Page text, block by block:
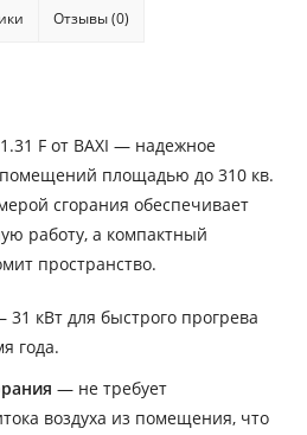
Отзывы (0)
F от BAXI — надежное
площадью до 310 кв.
сгорания обеспечивает
работу, а компактный
пространство.
31 кВт для быстрого прогрева
года.
— не требует
воздуха из помещения, что